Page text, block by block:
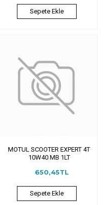
Sepete Ekle
MOTUL SCOOTER EXPERT 4T
10W40 MB 1LT
650,45TL
Sepete Ekle